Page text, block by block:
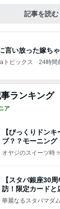
記事を読む
言い放った嫁ち
トピックス 24時間
ランキング
ア
【びっくりドン
ブ？？モーニング
オヤジのスイーツ時
【スタバ銀座30
訪！限定カードと
華麗なるスタバマダム